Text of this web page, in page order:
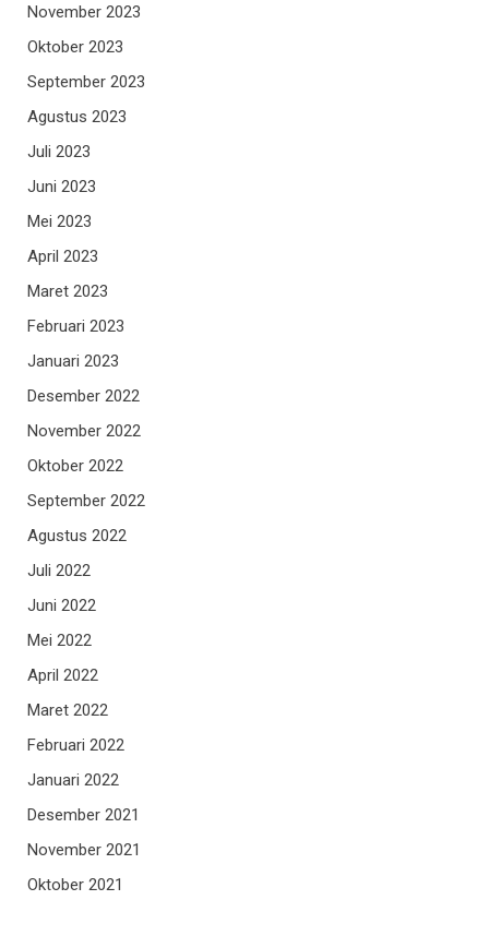
November 2023
Oktober 2023
September 2023
Agustus 2023
Juli 2023
Juni 2023
Mei 2023
April 2023
Maret 2023
Februari 2023
Januari 2023
Desember 2022
November 2022
Oktober 2022
September 2022
Agustus 2022
Juli 2022
Juni 2022
Mei 2022
April 2022
Maret 2022
Februari 2022
Januari 2022
Desember 2021
November 2021
Oktober 2021